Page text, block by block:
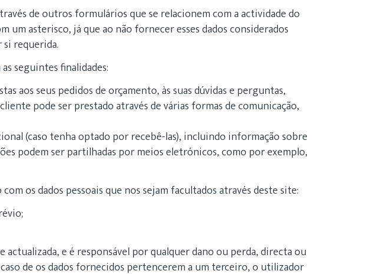
de outros formulários que se relacionem com a actividade do
um asterisco, já que ao não fornecer esses dados considerados
requerida.
seguintes finalidades:
aos seus pedidos de orçamento, às suas dúvidas e perguntas,
pode ser prestado através de várias formas de comunicação,
(caso tenha optado por recebê-las), incluindo informação sobre
podem ser partilhadas por meios eletrónicos, como por exemplo,
os dados pessoais que nos sejam facultados através deste site:
e é responsável por qualquer dano ou perda, directa ou
de os dados fornecidos pertencerem a um terceiro, o utilizador